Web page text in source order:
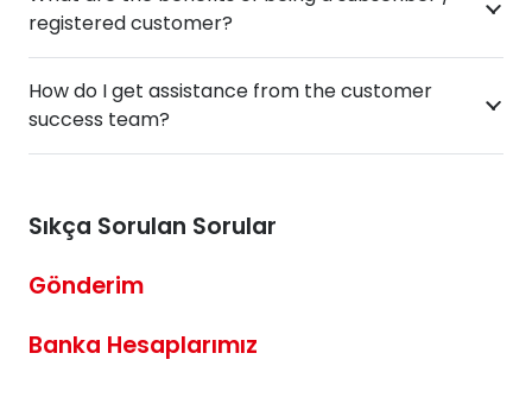
registered customer?
How do I get assistance from the customer
success team?
Sıkça Sorulan Sorular
Gönderim
Banka Hesaplarımız